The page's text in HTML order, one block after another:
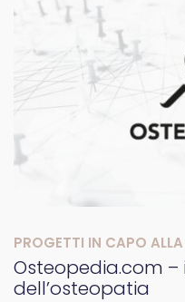
Osteopedia.com
dell’osteopatia
PROGETTI IN CAPO ALLA